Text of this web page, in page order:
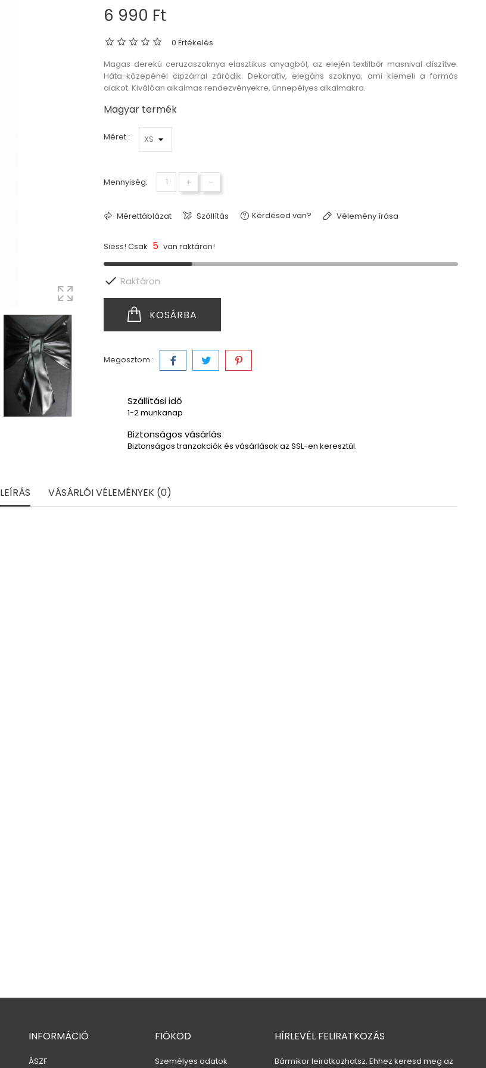
6 990 Ft
0 Értékelés
Magas derekú ceruzaszoknya elasztikus anyagból, az elején textilbőr masnival díszítve.
Háta-közepénél cipzárral záródik. Dekoratív, elegáns szoknya, ami kiemeli a formás
alakot. Kiválóan alkalmas rendezvényekre, ünnepélyes alkalmakra.
Magyar termék
Méret :
Mennyiség: + -
Mérettáblázat Szállítás Kérdésed van? Vélemény írása
Siess! Csak 5 van raktáron!
 Raktáron
KOSÁRBA
Megosztom :
Szállítási idő
1-2 munkanap
Biztonságos vásárlás
Biztonságos tranzakciók és vásárlások az SSL-en keresztül.
LEÍRÁS VÁSÁRLÓI VÉLEMÉNYEK (0)
INFORMÁCIÓ
ÁSZF
FIÓKOD
Személyes adatok
HÍRLEVÉL FELIRATKOZÁS
Bármikor leiratkozhatsz. Ehhez keresd meg az